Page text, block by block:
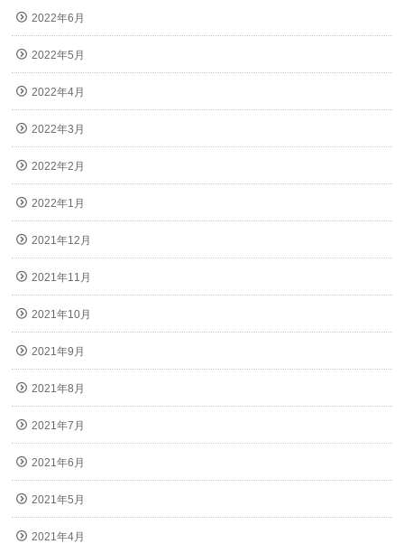
2022年6月
2022年5月
2022年4月
2022年3月
2022年2月
2022年1月
2021年12月
2021年11月
2021年10月
2021年9月
2021年8月
2021年7月
2021年6月
2021年5月
2021年4月